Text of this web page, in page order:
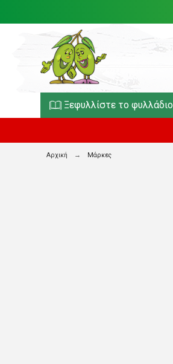
Ξεφυλλίστε το φυλλάδιο
Αρχική Μάρκες